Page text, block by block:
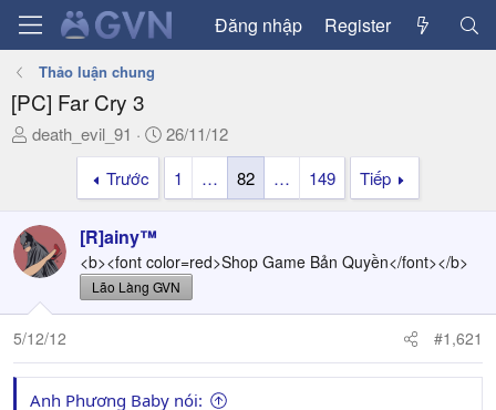
Đăng nhập Register
Thảo luận chung
[PC] Far Cry 3
T
a
d
s
a
r
t
death_evil_91
N
g
y
i
26/11/12
Trước
1 … 82 … 149 Tiếp
[R]ainy™
<b><font color=red>Shop Game Bản Quyền</font></b>
Lão Làng GVN
5/12/12 #1,621
Anh Phương Baby nói: